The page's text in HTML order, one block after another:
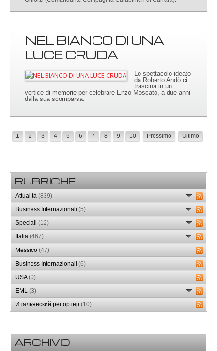
NEL BIANCO DI UNA
LUCE CRUDA
Lo spettacolo ideato
da Roberto Andò ci
trascina in un
vortice di memorie per celebrare Enzo Moscato, a due anni
dalla sua scomparsa.
1 2 3 4 5 6 7 8 9 10 Prossimo Ultimo
RUBRICHE
Attualità (839)
Business Internazionali (5)
Speciali (12)
Italia (467)
Messico (47)
Business Internazionali (6)
USA(0)
EML (3)
Итальянский репортер (10)
ARCHIVIO